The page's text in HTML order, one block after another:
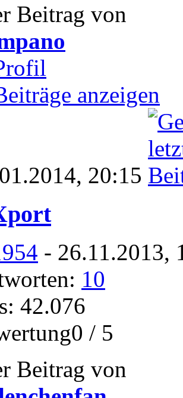
Beitrag von
anzeigen
20:15
- 26.11.2013,
10
42.076
/ 5
Beitrag von